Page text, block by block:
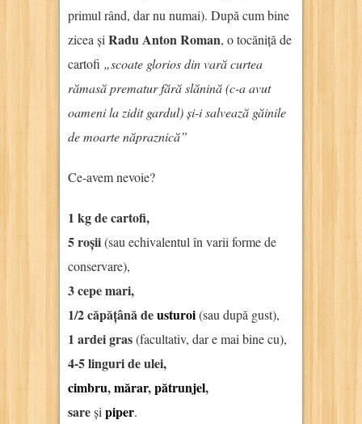
primul rând, dar nu numai). După cum bine
zicea și Radu Anton Roman, o tocăniță de
cartofi „scoate glorios din vară curtea
rămasă prematur fără slănină (c-a avut
oameni la zidit gardul) și-i salvează găinile
de moarte năpraznică”
Ce-avem nevoie?
1 kg de cartofi,
5 roșii(sau echivalentul în varii forme de
conservare),
3 cepe mari,
1/2 căpățână deusturoi(sau după gust),
1 ardei gras(facultativ, dar e mai bine cu),
4-5 linguri de ulei,
cimbru,mărar,pătrunjel,
sareși piper.